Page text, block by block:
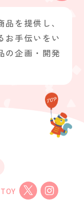
を提供し、
お手伝いをい
の企画・開発